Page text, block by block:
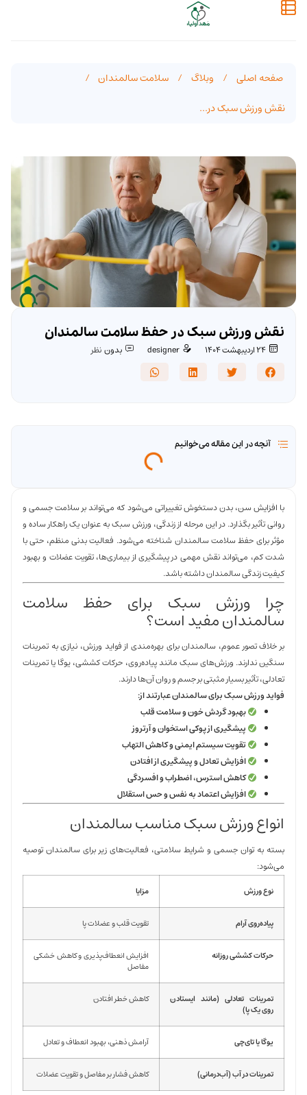
صفحه اصلی / وبلاگ / سلامت سالمندان /
نقش ورزش سبک در...
نقش ورزش سبک در حفظ سلامت سالمندان
24 اردیبهشت 1404 designer بدوننظر
با افزایش سن، بدن دستخوش تغییراتی می‌شود که می‌تواند بر سلامت جسمی و
روانی تأثیر بگذارد. در این مرحله از زندگی، ورزش سبک به عنوان یک راهکار ساده و
مؤثر برای حفظ سلامت سالمندان شناخته می‌شود. فعالیت بدنی منظم، حتی با
شدت کم، می‌تواند نقش مهمی در پیشگیری از بیماری‌ها، تقویت عضلات و بهبود
کیفیت زندگی سالمندان داشته باشد.
چرا ورزش سبک برای حفظ سلامت
سالمندان مفید است؟
بر خلاف تصور عموم، سالمندان برای بهره‌مندی از فواید ورزش، نیازی به تمرینات
سنگین ندارند. ورزش‌های سبک مانند پیاده‌روی، حرکات کششی، یوگا یا تمرینات
تعادلی، تأثیر بسیار مثبتی بر جسم و روان آن‌ها دارند.
فواید ورزش سبک برای سالمندان عبارتند از:
بهبود گردش خون و سلامت قلب
پیشگیری از پوکی استخوان و آرتروز
تقویت سیستم ایمنی و کاهش التهاب
افزایش تعادل و پیشگیری از افتادن
کاهش استرس، اضطراب و افسردگی
افزایش اعتماد به نفس و حس استقلال
انواع ورزش سبک مناسب سالمندان
بسته به توان جسمی و شرایط سلامتی، فعالیت‌های زیر برای سالمندان توصیه
می‌شود:
نوع ورزش مزایا
پیاده‌روی آرام تقویت قلب و عضلات پا
حرکات کششی روزانه
افزایش انعطاف‌پذیری و کاهش خشکی
مفاصل
تمرینات تعادلی (مانند ایستادن
روی یک پا)
کاهش خطر افتادن
یوگا یا تای‌چی آرامش ذهنی، بهبود انعطاف و تعادل
تمرینات در آب (آب‌درمانی) کاهش فشار بر مفاصل و تقویت عضلات
آنچه در این مقاله می‌خوانیم